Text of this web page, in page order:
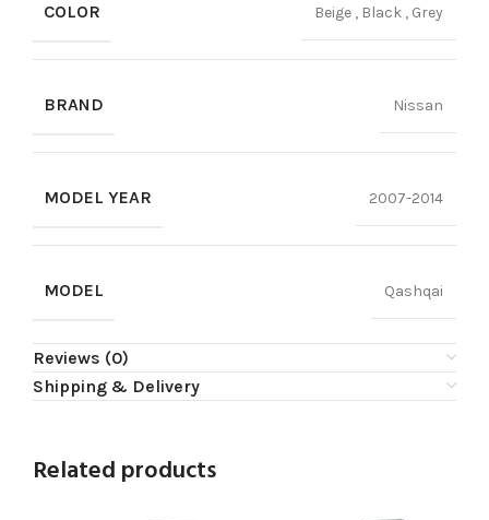
COLOR Beige , Black , Grey
BRAND Nissan
MODEL YEAR 2007-2014
MODEL Qashqai
Reviews (0)
Shipping & Delivery
Related products